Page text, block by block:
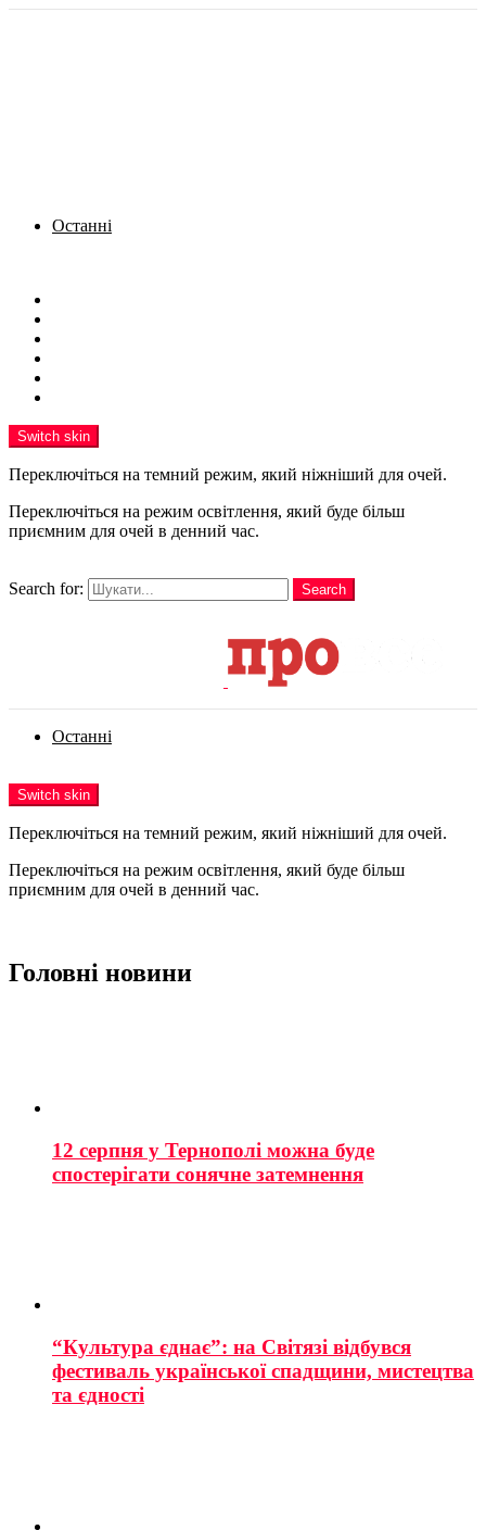
Останні
Switch skin
Переключіться на темний режим, який ніжніший для очей.
Переключіться на режим освітлення, який буде більш
приємним для очей в денний час.
Search for:
Search
Останні
Switch skin
Переключіться на темний режим, який ніжніший для очей.
Переключіться на режим освітлення, який буде більш
приємним для очей в денний час.
Головні новини
12 серпня у Тернополі можна буде
спостерігати сонячне затемнення
“Культура єднає”: на Світязі відбувся
фестиваль української спадщини, мистецтва
та єдності